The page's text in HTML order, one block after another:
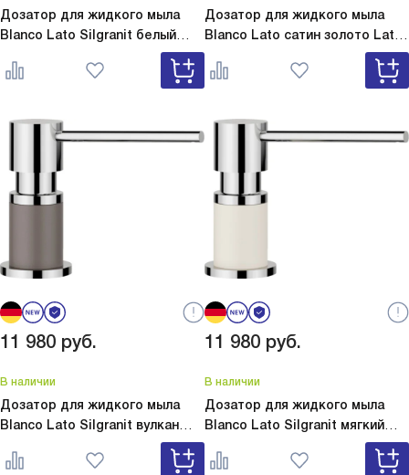
Дозатор для жидкого мыла
Blanco Lato Silgranit белый
Lato Silgranit белый 525814
Дозатор для жидкого мыла
Blanco Lato сатин золото Lato
11 980 руб.
В наличии
Дозатор для жидкого мыла
Blanco Lato Silgranit вулкан
Lato Silgranit вулкан
серый 526954
11 980 руб.
В наличии
Дозатор для жидкого мыла
Blanco Lato Silgranit мягкий
Lato Silgranit мягкий
белый 526955